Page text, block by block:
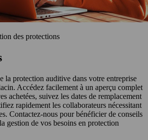
des protections
la protection auditive dans votre entreprise
Accédez facilement à un aperçu complet
achetées, suivez les dates de remplacement
rapidement les collaborateurs nécessitant
Contactez-nous pour bénéficier de conseils
gestion de vos besoins en protection